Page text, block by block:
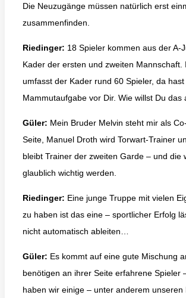
Die Neuzugänge müssen natürlich erst
zusammenfinden.
Riedinger: 18 Spieler kommen aus der A-
Kader der ersten und zweiten Mannschaft.
umfasst der Kader rund 60 Spieler, da
Mammutaufgabe vor Dir. Wie willst Du das
Güler: Mein Bruder Melvin steht mir als
Seite, Manuel Droth wird Torwart-Trainer
bleibt Trainer der zweiten Garde – und die
glaublich wichtig werden.
Riedinger: Eine junge Truppe mit vielen
zu haben ist das eine – sportlicher Erfolg
nicht automatisch ableiten…
Güler: Es kommt auf eine gute Mischung
benötigen an ihrer Seite erfahrene Spieler
haben wir einige – unter anderem unseren